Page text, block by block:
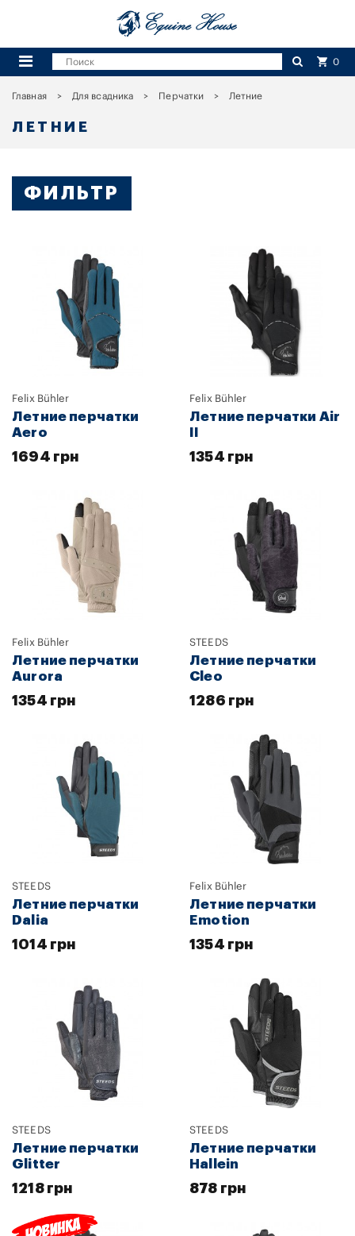
0
Главная Для всадника Перчатки Летние
ЛЕТНИЕ
ФИЛЬТР
Felix Bühler
Летние перчатки
Aero
1694 грн
Felix Bühler
Летние перчатки Air
1354 грн
Felix Bühler
Летние перчатки
Aurora
1354 грн
STEEDS
Летние перчатки
Cleo
1286 грн
STEEDS
Летние перчатки
Dalia
1014 грн
Felix Bühler
Летние перчатки
Emotion
1354 грн
STEEDS
Летние перчатки
Glitter
1218 грн
STEEDS
Летние перчатки
Hallein
878 грн